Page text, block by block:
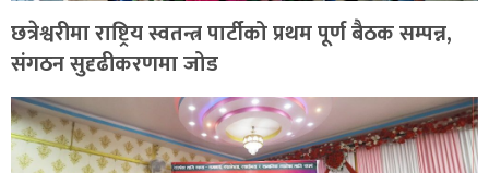
छत्रेश्वरीमा राष्ट्रिय स्वतन्त्र पार्टीको प्रथम पूर्ण बैठक सम्पन्न,
संगठन सुदृढीकरणमा जोड